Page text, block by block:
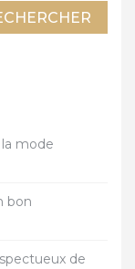
mode
bon
de